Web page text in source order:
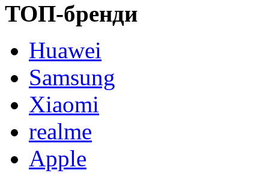
ТОП-бренди
Huawei
Samsung
Xiaomi
realme
Apple